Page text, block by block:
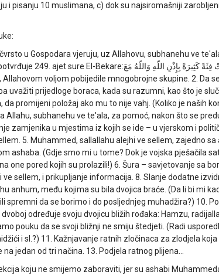
i pisanju 10 muslimana, c) dok su najsiromašniji
u Gospodara vjeruju, uz Allahovu, subhanehu ve
249. ajet sure El-Bekare:كَثِيرَةً بِإِذْنِ اللّهِ وَاللّهُ مَعَ
Allahovom voljom pobijedile mnogobrojne skupine. 2. Da
uvažiti prijedloge boraca, kada su razumni, kao što je
promijeni položaj ako mu to nije vahj. (Koliko je naših
Allahu, subhanehu ve te'ala, za pomoć, nakon što se
zamjenika u mjestima iz kojih se ide – u vjerskom i
5. Muhammed, sallallahu alejhi ve sellem, zajedno sa
ashaba. (Gdje smo mi u tome? Dok je vojska pješačila
one pored kojih su prolazili!) 6. Šura – savjetovanje sa
sellem, i prikupljanje informacija. 8. Slanje dodatne
anhum, među kojima su bila dvojica braće. (Da li bi mi
spremni da se borimo i do posljednjeg muhadžira?) 10.
određuje svoju dvojicu bližih rođaka: Hamzu,
pouku da se svoji bližnji ne smiju štedjeti. (Radi
i sl.?) 11. Kažnjavanje ratnih zločinaca za zlodjela koja
jedan od tri načina. 13. Podjela ratnog plijena…
koju ne smijemo zaboraviti, jer su ashabi